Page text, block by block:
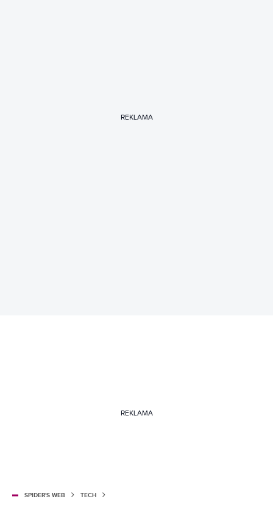
REKLAMA
REKLAMA
SPIDER'S WEB TECH